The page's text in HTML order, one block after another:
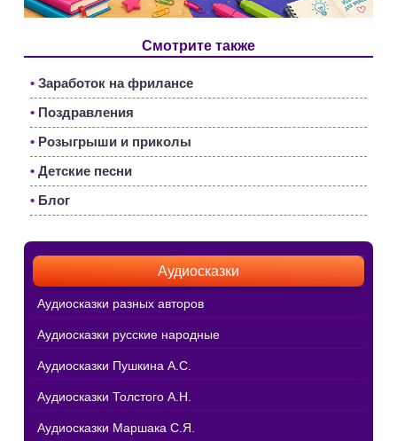
Смотрите также
• Заработок на фрилансе
• Поздравления
• Розыгрыши и приколы
• Детские песни
• Блог
Аудиосказки
Аудиосказки разных авторов
Аудиосказки русские народные
Аудиосказки Пушкина А.С.
Аудиосказки Толстого А.Н.
Аудиосказки Маршака С.Я.